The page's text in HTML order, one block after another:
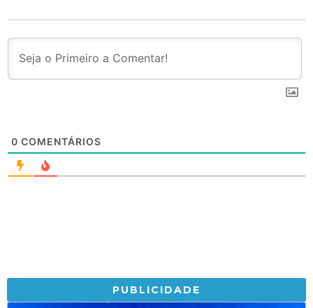
0 COMENTÁRIOS
PUBLICIDADE